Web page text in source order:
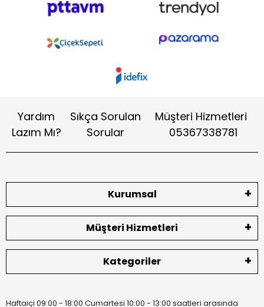
Yardım
Lazım Mı?
Sıkça Sorulan
Sorular
Müşteri Hizmetleri
05367338781
Kurumsal
Müşteri Hizmetleri
Kategoriler
Haftaiçi 09:00 - 18:00 Cumartesi 10:00 - 13:00 saatleri arasında